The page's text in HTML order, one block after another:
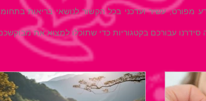
מפורט, עשיר ועדכני בכל הקשור לנושאי בריאות
עבורכם בקטגוריות כדי שתוכלו למצוא את